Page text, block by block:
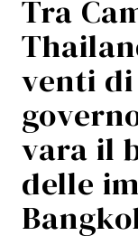
Tra
venti
vara il
delle